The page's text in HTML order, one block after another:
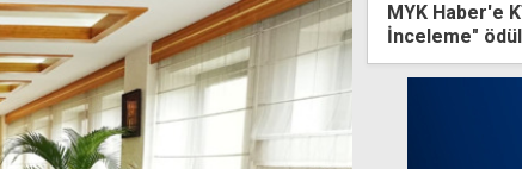
MYK Haber'e
İnceleme"